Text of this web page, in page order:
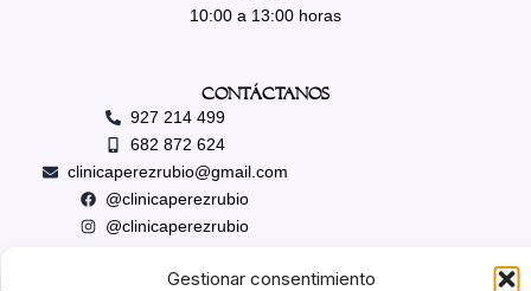
Gestionar consentimiento
10:00 a 13:00 horas
Contáctanos
927 214 499
682 872 624
clinicaperezrubio@gmail.com
@clinicaperezrubio
@clinicaperezrubio